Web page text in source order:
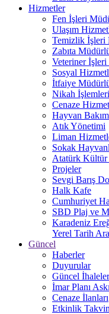
Hizmetler
Fen İşleri
Ulaşım
Temizlik İşleri
Zabıta
Veteriner
Sosyal
İtfaiye
Nikah İşlemleri
Cenaze
Hayvan
Atık Yönetimi
Liman
Sokak
Atatürk Kültür
Projeler
Sevgi Barış
Halk Kafe
Cumhuriyet
SBD Plaj ve
Karadeniz
Yerel Tarih
Güncel
Haberler
Duyurular
Güncel İhaleler
İmar Planı
Cenaze İlanları
Etkinlik